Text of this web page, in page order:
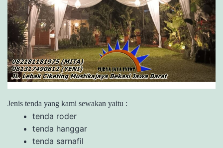
Jenis tenda yang kami sewakan yaitu :
tenda roder
tenda hanggar
tenda sarnafil